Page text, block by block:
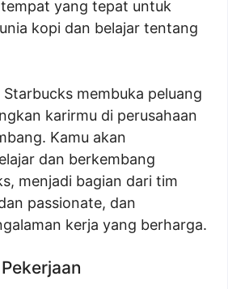
yang tepat untuk
kopi dan belajar tentang
membuka peluang
karirmu di perusahaan
Kamu akan
dan berkembang
menjadi bagian dari tim
passionate, dan
kerja yang berharga.